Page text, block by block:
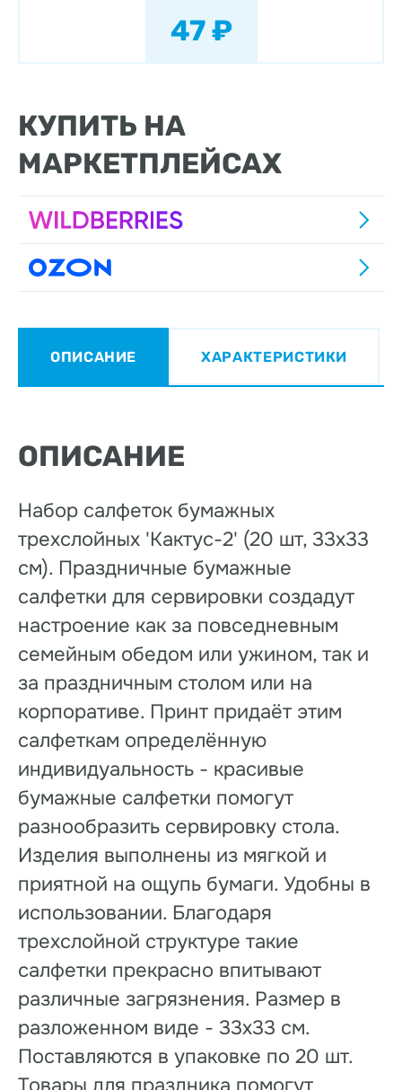
47 ₽
КУПИТЬ НА
МАРКЕТПЛЕЙСАХ
ОПИСАНИЕ ХАРАКТЕРИСТИКИ
ОПИСАНИЕ
Набор салфеток бумажных
трехслойных 'Кактус-2' (20 шт, 33х33
см). Праздничные бумажные
салфетки для сервировки создадут
настроение как за повседневным
семейным обедом или ужином, так и
за праздничным столом или на
корпоративе. Принт придаёт этим
салфеткам определённую
индивидуальность - красивые
бумажные салфетки помогут
разнообразить сервировку стола.
Изделия выполнены из мягкой и
приятной на ощупь бумаги. Удобны в
использовании. Благодаря
трехслойной структуре такие
салфетки прекрасно впитывают
различные загрязнения. Размер в
разложенном виде - 33х33 см.
Поставляются в упаковке по 20 шт.